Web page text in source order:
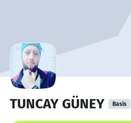
TUNCAY GÜNEY Basis